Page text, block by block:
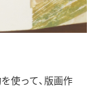
使って、版画作